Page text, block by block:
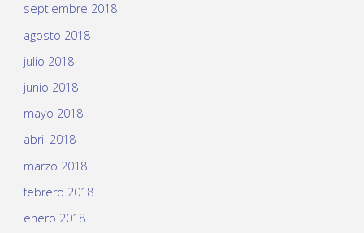
septiembre 2018
agosto 2018
julio 2018
junio 2018
mayo 2018
abril 2018
marzo 2018
febrero 2018
enero 2018